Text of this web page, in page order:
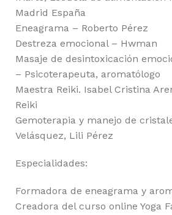
Madrid España
Eneagrama – Roberto Pérez
Destreza emocional – Hwman
Masaje de desintoxicación
– Psicoterapeuta, aromatólogo
Maestra Reiki. Isabel Cristina
Reiki
Gemoterapia y manejo de
Velásquez, Lili Pérez
Especialidades:
Formadora de eneagrama y
Creadora del curso online Yoga